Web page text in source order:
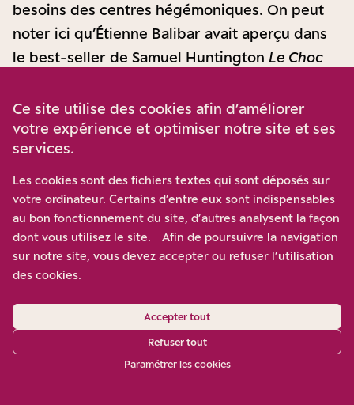
besoins des centres hégémoniques. On peut
noter ici qu’Étienne Balibar avait aperçu dans
le best-seller de Samuel Huntington Le Choc
schmittienne des « Grands espaces » : il n’est
pas nécessaire d’avoir lu Schmitt pour avoir
été exposé à cette théorie. Et là encore, la
théorie percole à gauche : lorsque ceux qui se
proclament anti-impérialistes apportent leur
soutien à Poutine contre l’Ukraine, ou au
régime théocratique iranien contre sa propre
population — comme on a pu le voir dans la
—, ils montrent que leurs
engagements politiques s’inscrivent dans une
politique des grands espaces et non dans une
Ce site utilise des cookies afin d’améliorer
votre expérience et optimiser notre site et ses
services.
Les cookies sont des fichiers textes qui sont déposés sur
votre ordinateur. Certains d’entre eux sont indispensables
au bon fonctionnement du site, d’autres analysent la façon
dont vous utilisez le site. Afin de poursuivre la navigation
sur notre site, vous devez accepter ou refuser l’utilisation
des cookies.
Accepter tout
Refuser tout
Paramétrer les cookies